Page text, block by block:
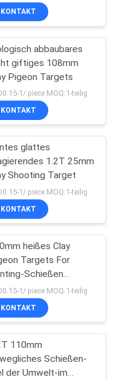
KONTAKT
abbaubares
giftiges 108mm
Pigeon Targets
1/ piece MOQ:1-teilig
KONTAKT
glattes
1.2T 25mm
Shooting Target
1/ piece MOQ:1-teilig
KONTAKT
heißes Clay
Targets For
Schießen
105g
1/ piece MOQ:1-teilig
KONTAKT
110mm
Schießen-
der Umwelt-im